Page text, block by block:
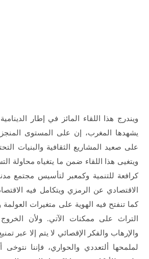
ويندرج هذا اللقاء المائز في إطار
يشهدها المغرب، إن على المستوى المنجز
على صعيد المشاريع الثقافية والبنيات
ويتغيى هذا اللقاء ضمن ما يتغياه محاولة
كرافعة للتنمية وكمعبر لتأسيس مجتمع
الاقتصادي عن الرمزي ويتكامل فيه
كما تنفتح فيه الهوية على متغيرات العولمة
التراث على ممكنات الآتي. ولأن
والإرهاب والفكر الإقصائي لا يتم إلا عبر
لملمحها ألتعددي والحواري، فإننا